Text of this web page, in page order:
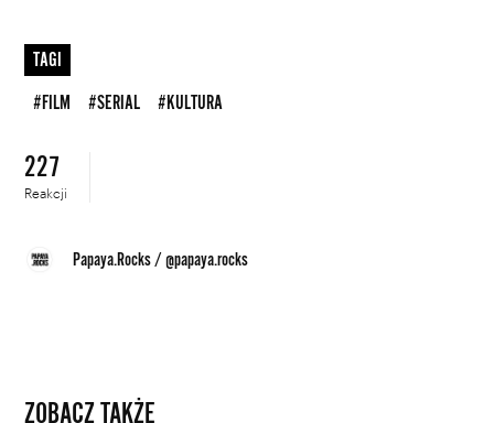
TAGI
#FILM #SERIAL #KULTURA
227
Reakcji
Papaya.Rocks /@papaya.rocks
ZOBACZ TAKŻE